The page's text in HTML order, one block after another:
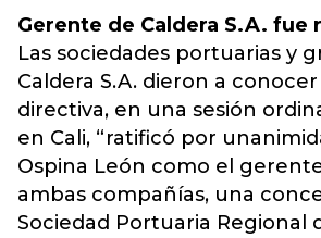
Gerente de Caldera S.A. fue
Las sociedades portuarias y
Caldera S.A. dieron a
directiva, en una sesión
en Cali, “ratificó por
Ospina León como el
ambas compañías, una
Sociedad Portuaria Regional